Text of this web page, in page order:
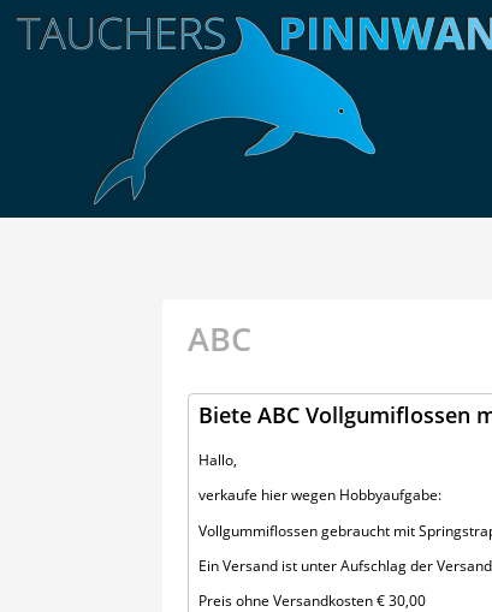
ABC
Biete ABC Vollgumiflossen
Hallo,
verkaufe hier wegen Hobbyaufgabe:
Vollgummiflossen gebraucht mit
Ein Versand ist unter Aufschlag der
Preis ohne Versandkosten € 30,00